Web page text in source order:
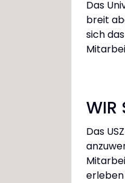
Das
breit
sich
WIR
Das
erleben